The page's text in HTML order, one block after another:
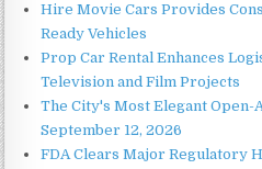
Hire Movie Cars Provides
Ready Vehicles
Prop Car Rental Enhances
Television and Film Projects
The City's Most Elegant
September 12, 2026
FDA Clears Major Regulatory